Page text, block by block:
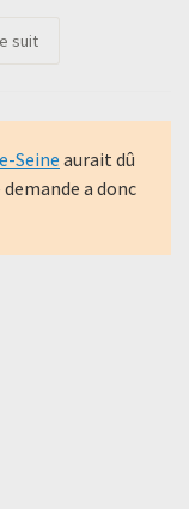
suit
Seine aurait dû
a donc